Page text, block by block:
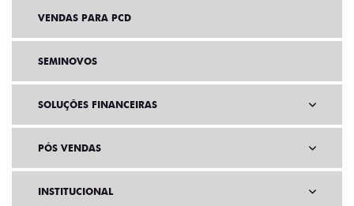
VENDAS PARA PCD
SEMINOVOS
SOLUÇÕES FINANCEIRAS
PÓS VENDAS
INSTITUCIONAL